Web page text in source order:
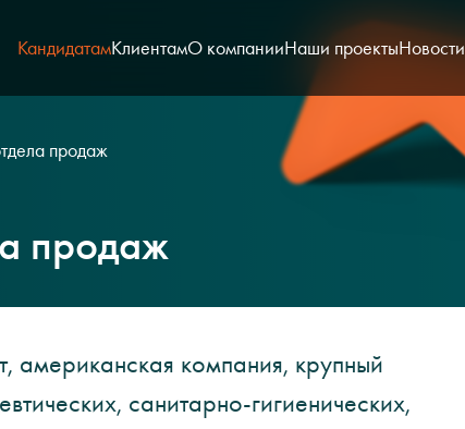
КандидатамКлиентамО компанииНаши проектыНовости
продаж
продаж
американская компания, крупный
санитарно-гигиенических,